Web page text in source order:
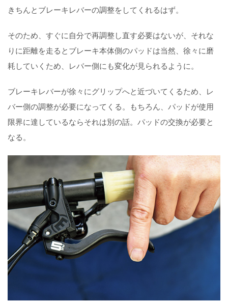
きちんとブレーキレバーの調整をしてくれるはず。
そのため、すぐに自分で再調整し直す必要はないが、それな
りに距離を走るとブレーキ本体側のパッドは当然、徐々に磨
耗していくため、レバー側にも変化が見られるように。
ブレーキレバーが徐々にグリップへと近づいてくるため、レ
バー側の調整が必要になってくる。もちろん、パッドが使用
限界に達しているならそれは別の話。パッドの交換が必要と
なる。